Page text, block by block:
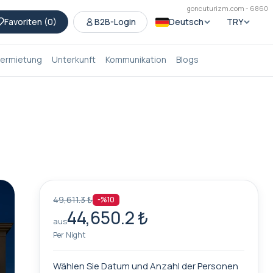
goncuturizm.com - 6860
Favoriten (0) B2B-Login Deutsch TRY
Unterkunft Kommunikation Blogs
49,611.3 ₺ -%10
aus44,650.2 ₺
Per Night
Wählen Sie Datum und Anzahl der Personen